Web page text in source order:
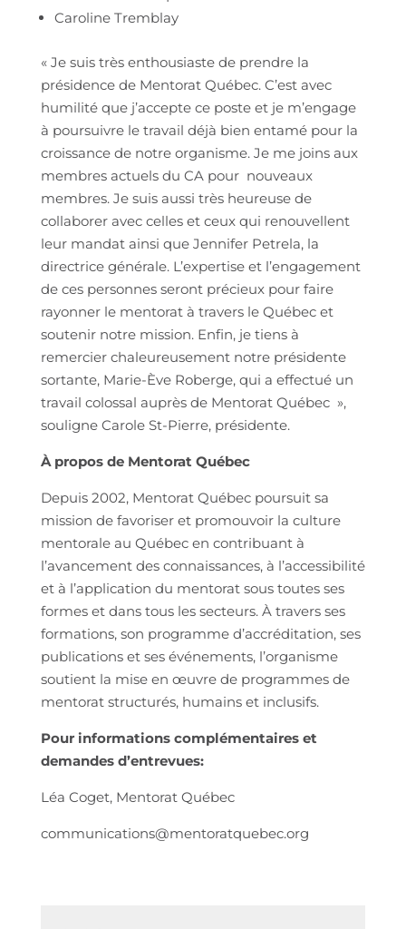
Caroline Tremblay
« Je suis très enthousiaste de prendre la
présidence de Mentorat Québec. C’est avec
humilité que j’accepte ce poste et je m’engage
à poursuivre le travail déjà bien entamé pour la
croissance de notre organisme. Je me joins aux
membres actuels du CA pour nouveaux
membres. Je suis aussi très heureuse de
collaborer avec celles et ceux qui renouvellent
leur mandat ainsi que Jennifer Petrela, la
directrice générale. L’expertise et l’engagement
de ces personnes seront précieux pour faire
rayonner le mentorat à travers le Québec et
soutenir notre mission. Enfin, je tiens à
remercier chaleureusement notre présidente
sortante, Marie-Ève Roberge, qui a effectué un
travail colossal auprès de Mentorat Québec »,
souligne Carole St-Pierre, présidente.
À propos de Mentorat Québec
Depuis 2002, Mentorat Québec poursuit sa
mission de favoriser et promouvoir la culture
mentorale au Québec en contribuant à
l’avancement des connaissances, à l’accessibilité
et à l’application du mentorat sous toutes ses
formes et dans tous les secteurs. À travers ses
formations, son programme d’accréditation, ses
publications et ses événements, l’organisme
soutient la mise en œuvre de programmes de
mentorat structurés, humains et inclusifs.
Pour informations complémentaires et
demandes d’entrevues:
Léa Coget, Mentorat Québec
communications@mentoratquebec.org